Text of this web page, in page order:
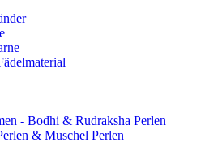
- Bodhi & Rudraksha Perlen
& Muschel Perlen